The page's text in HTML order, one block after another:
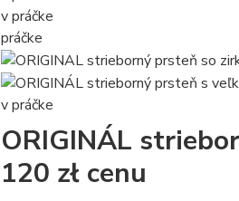
v práčke
práčke
v práčke
ORIGINÁL
120 zł cenu